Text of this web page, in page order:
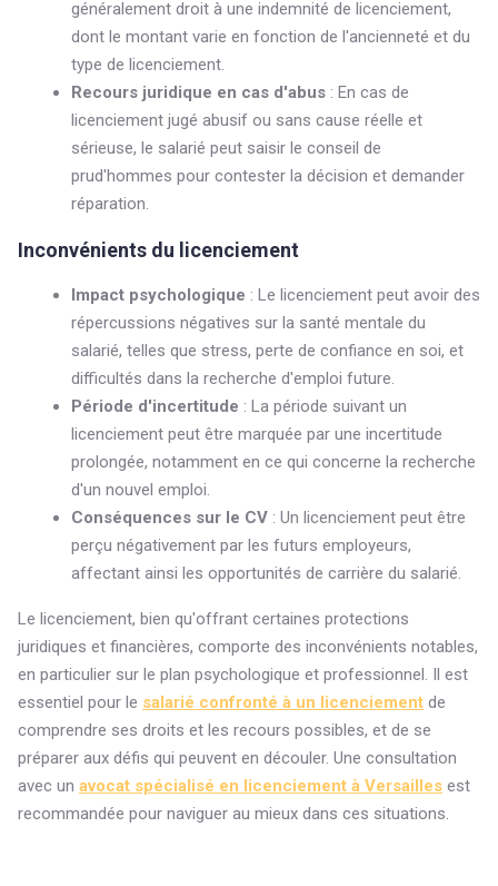
généralement droit à une indemnité de licenciement,
dont le montant varie en fonction de l'ancienneté et du
type de licenciement.
Recours juridique en cas d'abus : En cas de
licenciement jugé abusif ou sans cause réelle et
sérieuse, le salarié peut saisir le conseil de
prud'hommes pour contester la décision et demander
réparation.
Inconvénients du licenciement
Impact psychologique : Le licenciement peut avoir des
répercussions négatives sur la santé mentale du
salarié, telles que stress, perte de confiance en soi, et
difficultés dans la recherche d'emploi future.
Période d'incertitude : La période suivant un
licenciement peut être marquée par une incertitude
prolongée, notamment en ce qui concerne la recherche
d'un nouvel emploi.
Conséquences sur le CV : Un licenciement peut être
perçu négativement par les futurs employeurs,
affectant ainsi les opportunités de carrière du salarié.
Le licenciement, bien qu'offrant certaines protections
juridiques et financières, comporte des inconvénients notables,
en particulier sur le plan psychologique et professionnel. Il est
essentiel pour le salarié confronté à un licenciement de
comprendre ses droits et les recours possibles, et de se
préparer aux défis qui peuvent en découler. Une consultation
avec un avocat spécialisé en licenciement à Versailles est
recommandée pour naviguer au mieux dans ces situations.